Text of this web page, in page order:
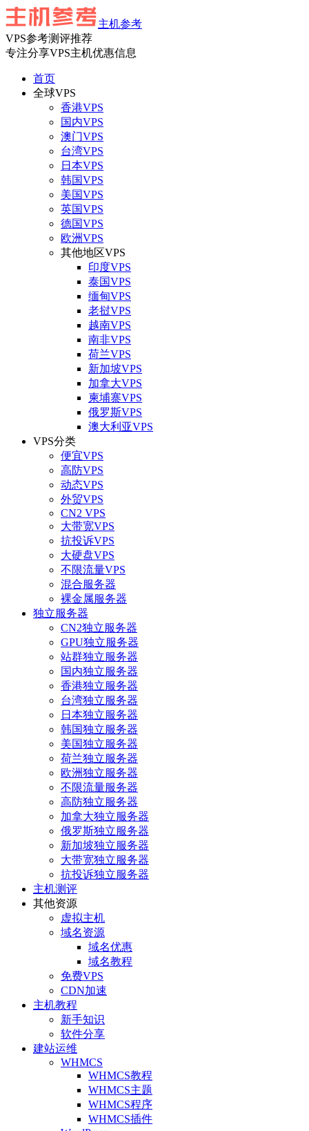
主机参考
VPS参考测评推荐
专注分享VPS主机优惠信息
首页
全球VPS
香港VPS
国内VPS
澳门VPS
台湾VPS
日本VPS
韩国VPS
美国VPS
英国VPS
德国VPS
欧洲VPS
其他地区VPS
印度VPS
泰国VPS
缅甸VPS
老挝VPS
越南VPS
南非VPS
荷兰VPS
新加坡VPS
加拿大VPS
柬埔寨VPS
俄罗斯VPS
澳大利亚VPS
VPS分类
便宜VPS
高防VPS
动态VPS
外贸VPS
CN2 VPS
大带宽VPS
抗投诉VPS
大硬盘VPS
不限流量VPS
混合服务器
裸金属服务器
独立服务器
CN2独立服务器
GPU独立服务器
站群独立服务器
国内独立服务器
香港独立服务器
台湾独立服务器
日本独立服务器
韩国独立服务器
美国独立服务器
荷兰独立服务器
欧洲独立服务器
不限流量服务器
高防独立服务器
加拿大独立服务器
俄罗斯独立服务器
新加坡独立服务器
大带宽独立服务器
抗投诉独立服务器
主机测评
其他资源
虚拟主机
域名资源
域名优惠
域名教程
免费VPS
CDN加速
主机教程
新手知识
软件分享
建站运维
WHMCS
WHMCS教程
WHMCS主题
WHMCS程序
WHMCS插件